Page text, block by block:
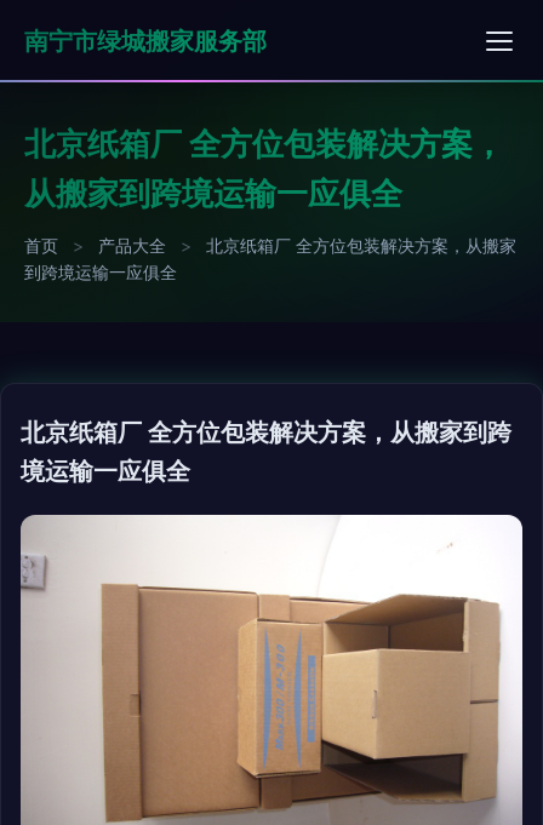
南宁市绿城搬家服务部
北京纸箱厂 全方位包装解决方案，
从搬家到跨境运输一应俱全
首页 > 产品大全 >
北京纸箱厂 全方位包装解决方案，从搬家
到跨境运输一应俱全
北京纸箱厂 全方位包装解决方案，从搬家到跨
境运输一应俱全